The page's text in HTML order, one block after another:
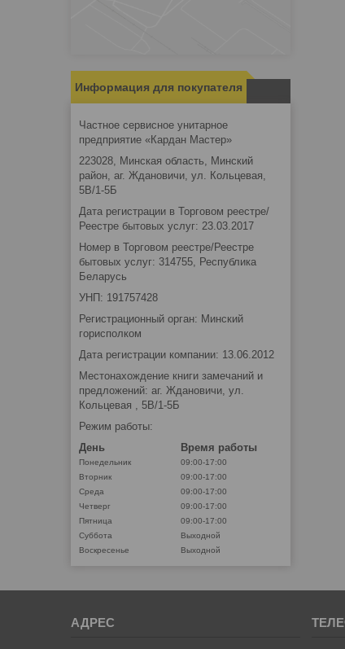
Информация для покупателя
Частное сервисное унитарное
предприятие «Кардан Мастер»
223028, Минская область, Минский
район, аг. Ждановичи, ул. Кольцевая,
5В/1-5Б
Дата регистрации в Торговом реестре/
Реестре бытовых услуг: 23.03.2017
Номер в Торговом реестре/Реестре
бытовых услуг: 314755, Республика
Беларусь
УНП: 191757428
Регистрационный орган: Минский
горисполком
Дата регистрации компании: 13.06.2012
Местонахождение книги замечаний и
предложений: аг. Ждановичи, ул.
Кольцевая , 5В/1-5Б
Режим работы:
День
Время работы
Понедельник
09:00-17:00
Вторник
09:00-17:00
Среда
09:00-17:00
Четверг
09:00-17:00
Пятница
09:00-17:00
Суббота
Выходной
Воскресенье
Выходной